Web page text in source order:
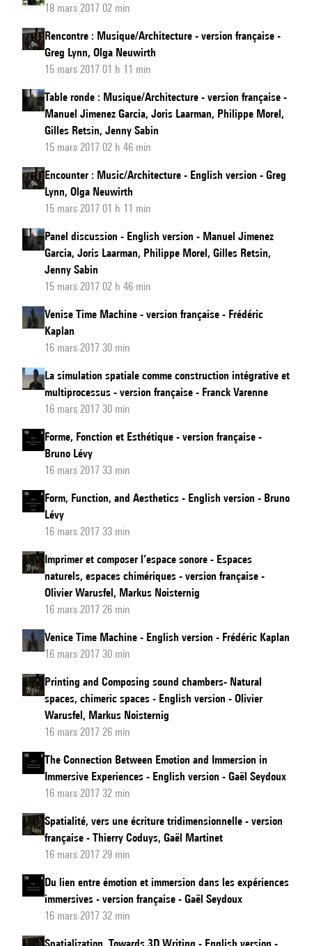
18 mars 2017 02 min
Rencontre : Musique/Architecture - version française -
Greg Lynn, Olga Neuwirth
15 mars 2017 01 h 11 min
Table ronde : Musique/Architecture - version française -
Manuel Jimenez Garcia, Joris Laarman, Philippe Morel,
Gilles Retsin, Jenny Sabin
15 mars 2017 02 h 46 min
Encounter : Music/Architecture - English version - Greg
Lynn, Olga Neuwirth
15 mars 2017 01 h 11 min
Panel discussion - English version - Manuel Jimenez
Garcia, Joris Laarman, Philippe Morel, Gilles Retsin,
Jenny Sabin
15 mars 2017 02 h 46 min
Venise Time Machine - version française - Frédéric
Kaplan
16 mars 2017 30 min
La simulation spatiale comme construction intégrative et
multiprocessus - version française - Franck Varenne
16 mars 2017 30 min
Forme, Fonction et Esthétique - version française -
Bruno Lévy
16 mars 2017 33 min
Form, Function, and Aesthetics - English version - Bruno
Lévy
16 mars 2017 33 min
Imprimer et composer l’espace sonore - Espaces
naturels, espaces chimériques - version française -
Olivier Warusfel, Markus Noisternig
16 mars 2017 26 min
Venice Time Machine - English version - Frédéric Kaplan
16 mars 2017 30 min
Printing and Composing sound chambers- Natural
spaces, chimeric spaces - English version - Olivier
Warusfel, Markus Noisternig
16 mars 2017 26 min
The Connection Between Emotion and Immersion in
Immersive Experiences - English version - Gaël Seydoux
16 mars 2017 32 min
Spatialité, vers une écriture tridimensionnelle - version
française - Thierry Coduys, Gaël Martinet
16 mars 2017 29 min
Du lien entre émotion et immersion dans les expériences
immersives - version française - Gaël Seydoux
16 mars 2017 32 min